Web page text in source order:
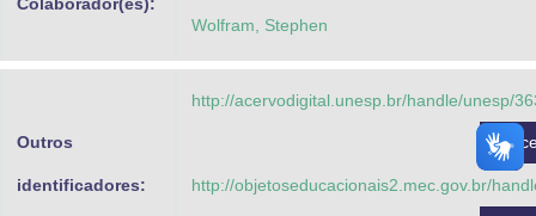
Colaborador(es):
Wolfram, Stephen
Outros
identificadores:
http://acervodigital.unesp.br/handle/unesp/
http://objetoseducacionais2.mec.gov.br/